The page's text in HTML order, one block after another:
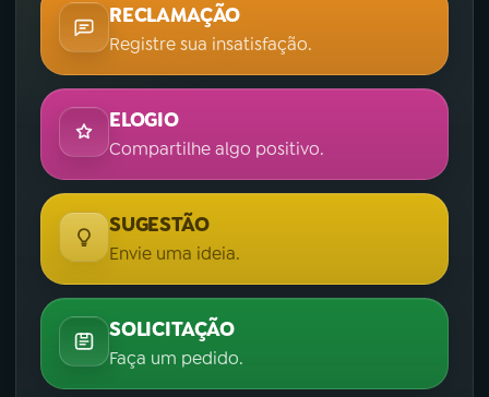
RECLAMAÇÃO
Registre sua insatisfação.
ELOGIO
Compartilhe algo positivo.
SUGESTÃO
Envie uma ideia.
SOLICITAÇÃO
Faça um pedido.